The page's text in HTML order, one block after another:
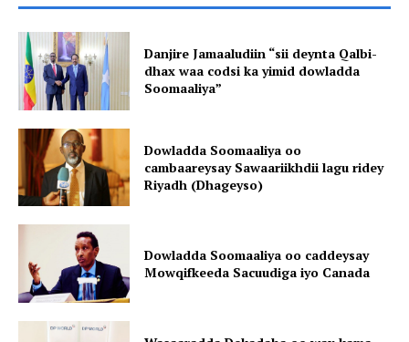
Danjire Jamaaludiin “sii deynta Qalbi-
dhax waa codsi ka yimid dowladda
Soomaaliya”
Dowladda Soomaaliya oo
cambaareysay Sawaariikhdii lagu ridey
Riyadh (Dhageyso)
Dowladda Soomaaliya oo caddeysay
Mowqifkeeda Sacuudiga iyo Canada